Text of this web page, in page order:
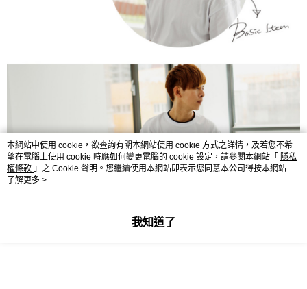
本網站中使用 cookie，欲查詢有關本網站使用 cookie 方式之詳情，及若您不希
望在電腦上使用 cookie 時應如何變更電腦的 cookie 設定，請參閱本網站「 隱私
權條款 」之 Cookie 聲明。您繼續使用本網站即表示您同意本公司得按本網站使
用條款之 Cookie 聲明使用 cookie。
了解更多 >
我知道了